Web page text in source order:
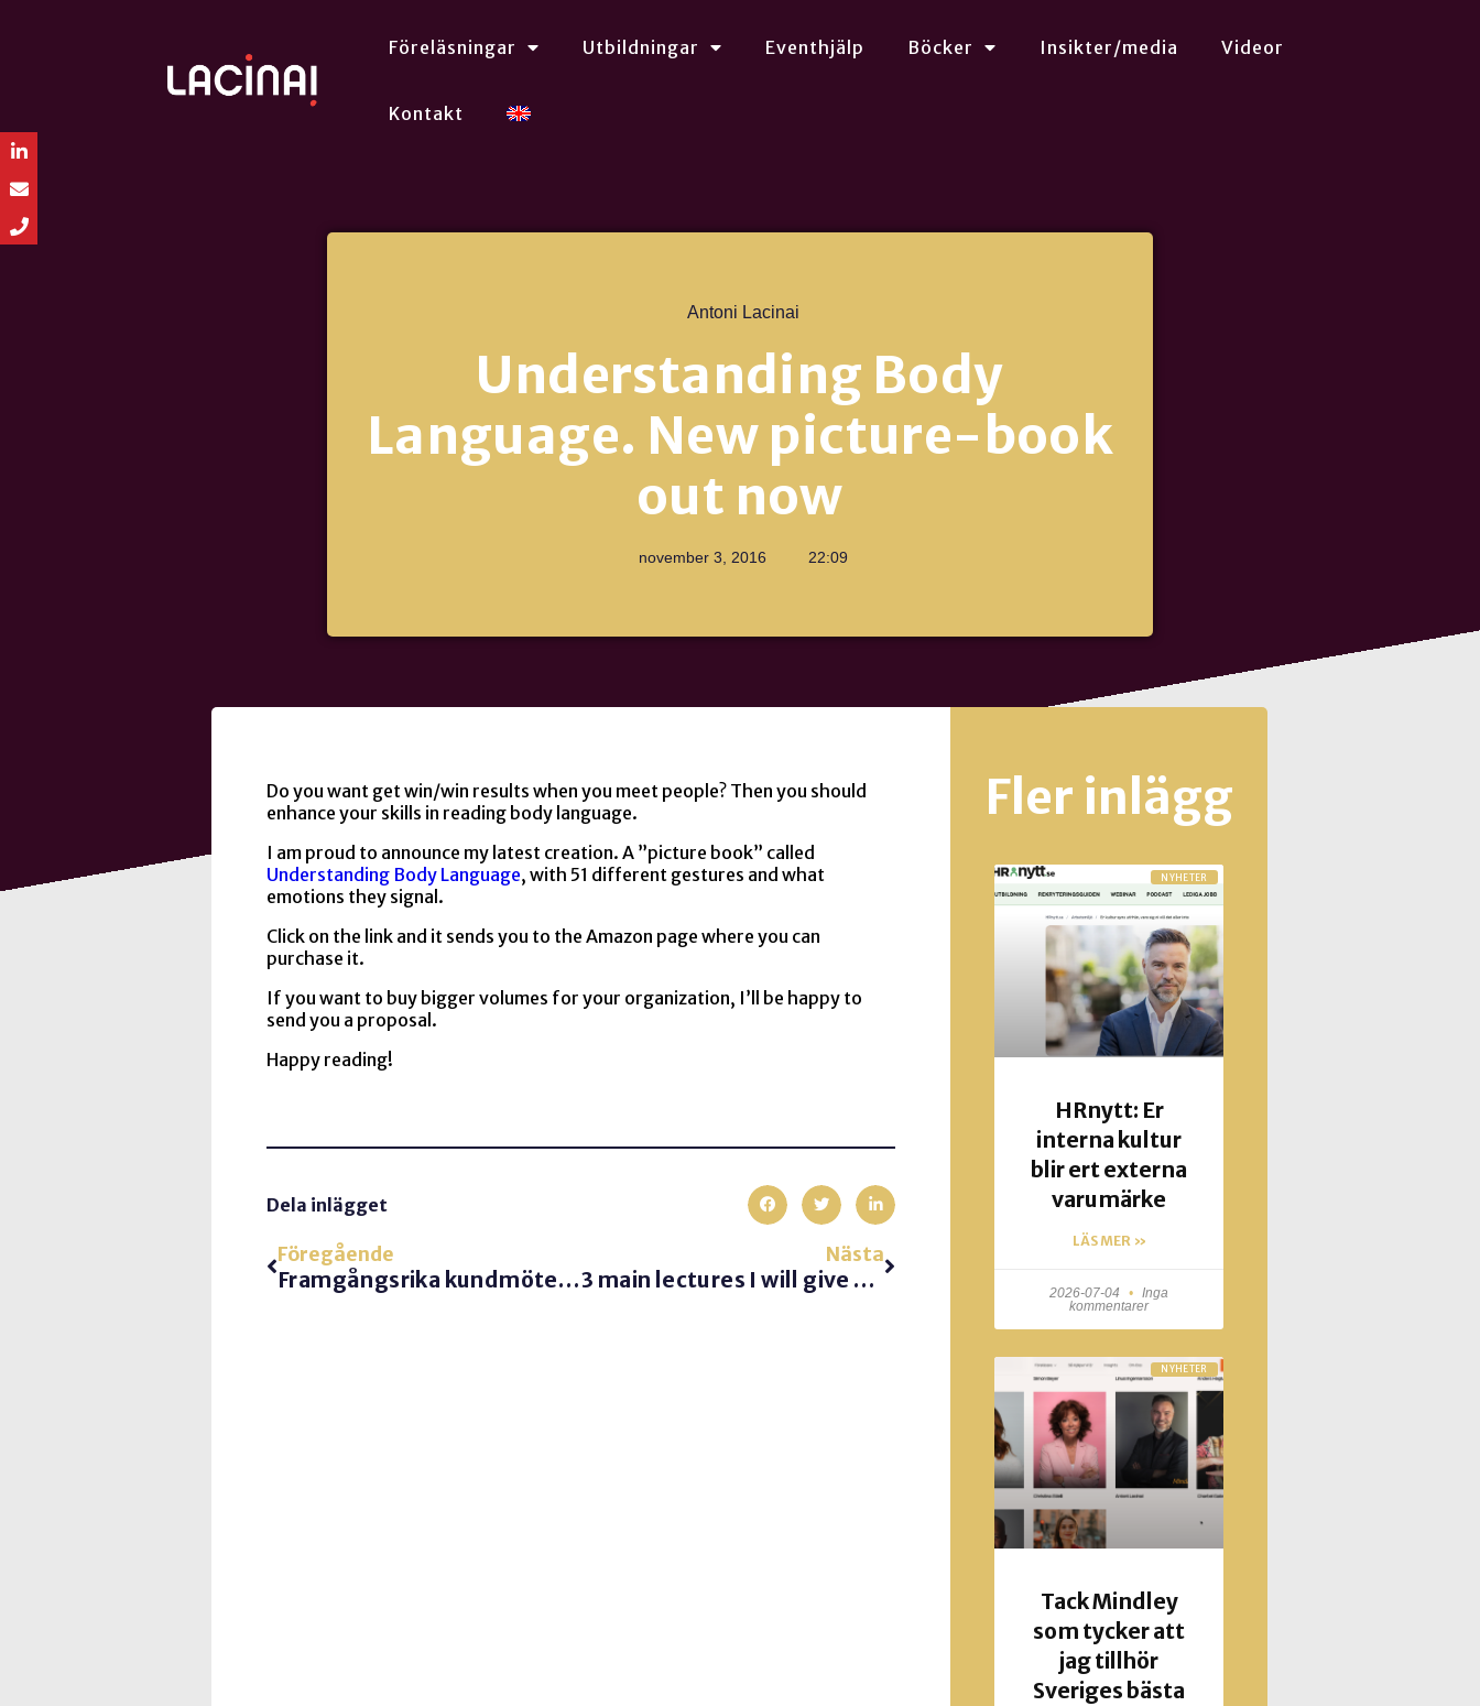
Föreläsningar Utbildningar Eventhjälp Böcker Insikter/media Videor
Kontakt
Antoni Lacinai
Understanding Body
Language. New picture-book
out now
november 3, 2016 22:09
Do you want get win/win results when you meet people? Then you should
enhance your skills in reading body language.
I am proud to announce my latest creation. A ”picture book” called
Understanding Body Language, with 51 different gestures and what
emotions they signal.
Click on the link and it sends you to the Amazon page where you can
purchase it.
If you want to buy bigger volumes for your organization, I’ll be happy to
send you a proposal.
Happy reading!
Dela inlägget
Föregående
Framgångsrika kundmöten – Nu en DIPLOMA-utbildning
Nästa
3 main lectures I will give during 2017
Fler inlägg
NYHETER
HRnytt: Er
interna kultur
blir ert externa
varumärke
LÄS MER »
2026-07-04
Inga
kommentarer
NYHETER
Tack Mindley
som tycker att
jag tillhör
Sveriges bästa